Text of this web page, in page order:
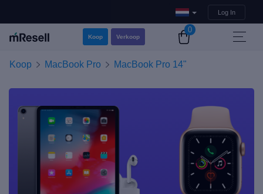
Log In
Koop Verkoop
0
Koop MacBook Pro MacBook Pro 14"